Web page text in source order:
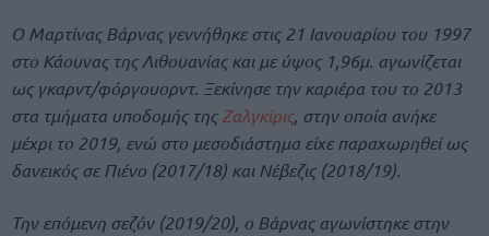
Ο Μαρτίνας Βάρνας γεννήθηκε στις 21 Ιανουαρίου του 1997
στο Κάουνας της Λιθουανίας και με ύψος 1,96μ. αγωνίζεται
ως γκαρντ/φόργουορντ. Ξεκίνησε την καριέρα του το 2013
στα τμήματα υποδομής τηςΖαλγκίρις, στην οποία ανήκε
μέχρι το 2019, ενώ στο μεσοδιάστημα είχε παραχωρηθεί ως
δανεικός σε Πιένο (2017/18) και Νέβεζις (2018/19).
Την επόμενη σεζόν (2019/20), ο Βάρνας αγωνίστηκε στην